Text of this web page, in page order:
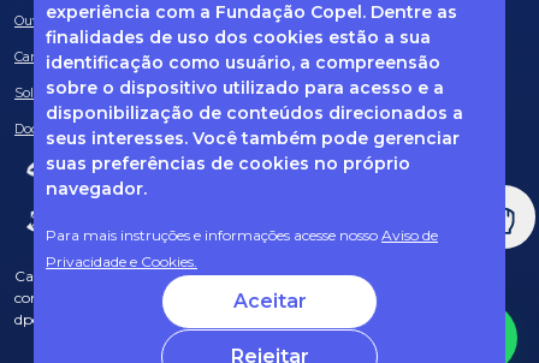
experiência com a Fundação Copel. Dentre as
finalidades de uso dos cookies estão a sua
identificação como usuário, a compreensão
sobre o dispositivo utilizado para acesso e a
disponibilização de conteúdos direcionados a
seus interesses. Você também pode gerenciar
suas preferências de cookies no próprio
navegador.
Para mais instruções e informações acesse nosso Aviso de
Privacidade e Cookies.
Aceitar
Rejeitar
Ouvidoria
Canal de Denúncias
Solicitação de informações
Documentos obrigatórios
Caso tenha dúvidas sobre Privacidade de Dados e LGPD, entre em
contato com o nosso DPO (encarregado de dados) via e-mail:
dpo@fcopel.org.br